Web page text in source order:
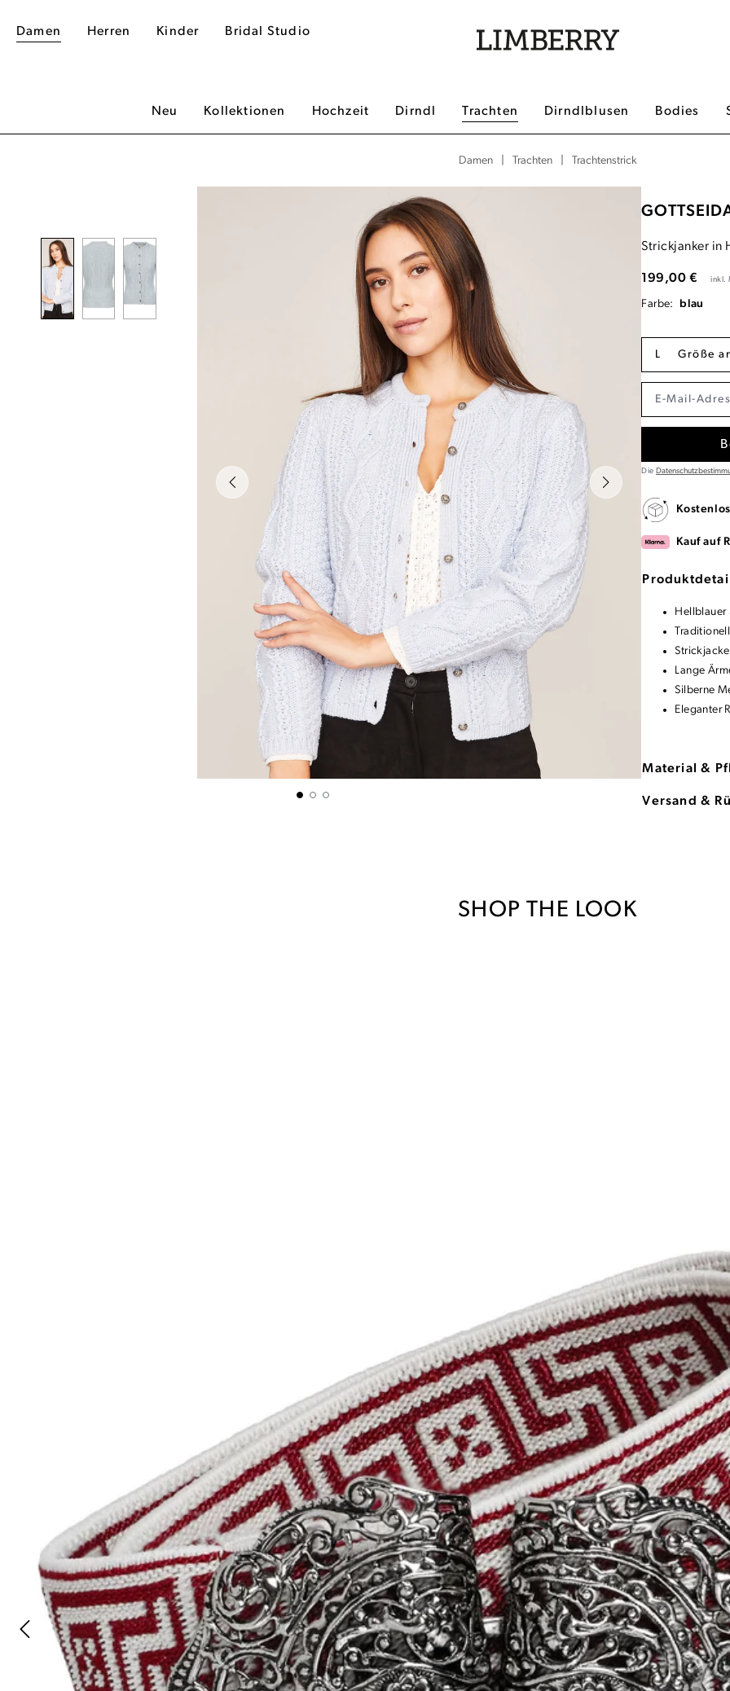
Damen Herren Kinder Bridal Studio
Neu Kollektionen Hochzeit Dirndl Trachten Dirndlblusen Bodies
Damen Trachten Trachtenstrick
Strickjanker in
199,00 € inkl.
Farbe:
blau
L Größe
Die
Kauf auf
Hellblauer
Lange
Silberne
Eleganter
Material &
Versand &
SHOP THE LOOK